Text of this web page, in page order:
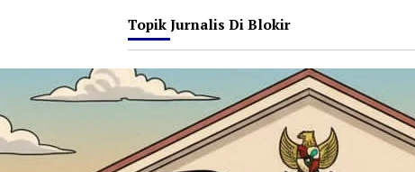
Topik Jurnalis Di Blokir